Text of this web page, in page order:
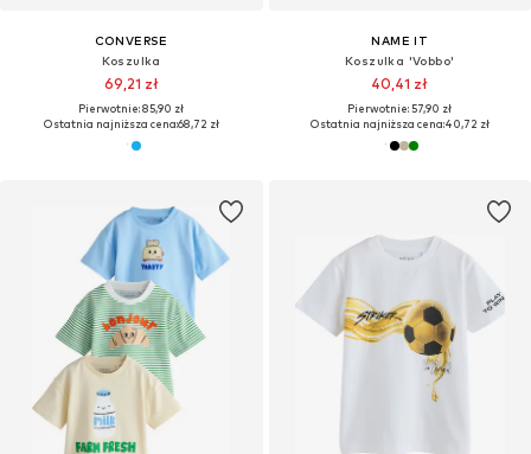
CONVERSE
Koszulka
69,21 zł
Pierwotnie: 85,90 zł
Ostatnia najniższa cena:68,72 zł
NAME IT
Koszulka 'Vobbo'
40,41 zł
Pierwotnie: 57,90 zł
Ostatnia najniższa cena:40,72 zł